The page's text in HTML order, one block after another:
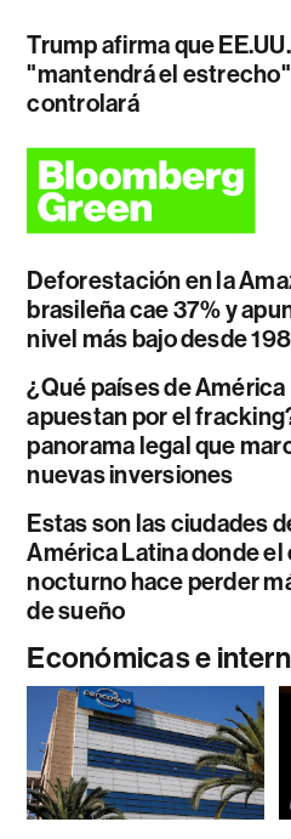
Trump afirma que EE.UU.
"mantendrá el
controlará
Deforestación en la
brasileña cae 37% y
nivel más bajo desde
¿Qué países de
apuestan por el
panorama legal que
nuevas inversiones
Estas son las ciudades
América Latina donde el
nocturno hace perder
de sueño
Económicas e